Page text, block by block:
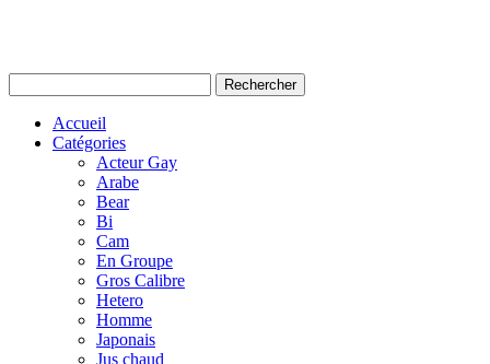
Accueil
Catégories
Acteur Gay
Arabe
Bear
Bi
Cam
En Groupe
Gros Calibre
Hetero
Homme
Japonais
Jus chaud